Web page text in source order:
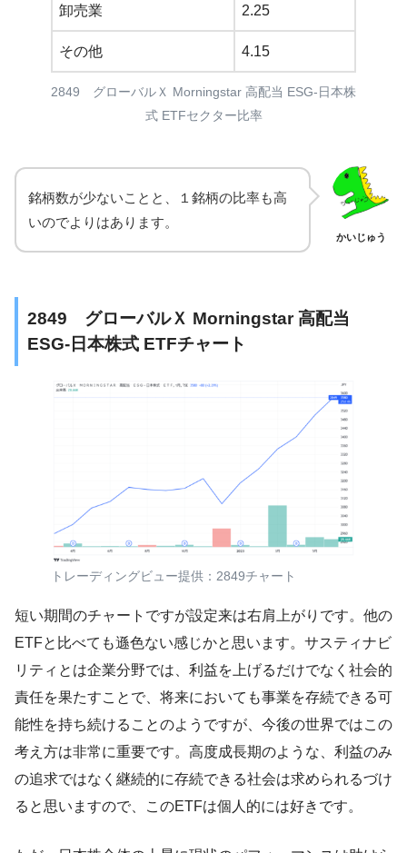
卸売業 2.25
その他 4.15
2849 グローバルＸ Morningstar 高配当 ESG-日本株
式 ETFセクター比率
かいじゅう
銘柄数が少ないことと、１銘柄の比率も高
いのでよりはあります。
2849 グローバルＸ Morningstar 高配当
ESG-日本株式 ETFチャート
トレーディングビュー提供：2849チャート
短い期間のチャートですが設定来は右肩上がりです。他の
ETFと比べても遜色ない感じかと思います。サスティナビ
リティとは企業分野では、利益を上げるだけでなく社会的
責任を果たすことで、将来においても事業を存続できる可
能性を持ち続けることのようですが、今後の世界ではこの
考え方は非常に重要です。高度成長期のような、利益のみ
の追求ではなく継続的に存続できる社会は求められるづけ
ると思いますので、このETFは個人的には好きです。